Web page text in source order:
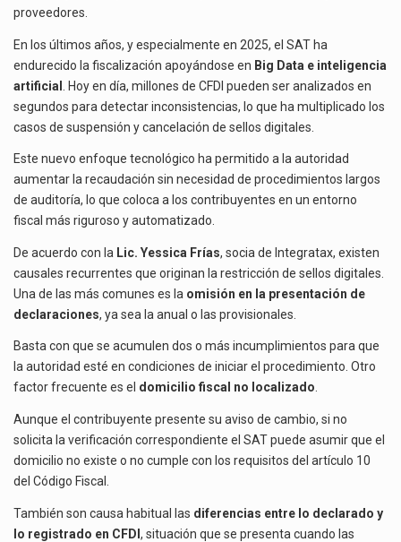
proveedores.
En los últimos años, y especialmente en 2025, el SAT ha
endurecido la fiscalización apoyándose en Big Data e inteligencia
artificial . Hoy en día, millones de CFDI pueden ser analizados en
segundos para detectar inconsistencias, lo que ha multiplicado los
casos de suspensión y cancelación de sellos digitales.
Este nuevo enfoque tecnológico ha permitido a la autoridad
aumentar la recaudación sin necesidad de procedimientos largos
de auditoría, lo que coloca a los contribuyentes en un entorno
fiscal más riguroso y automatizado.
De acuerdo con la Lic. Yessica Frías, socia de Integratax, existen
causales recurrentes que originan la restricción de sellos digitales.
Una de las más comunes es la omisión en la presentación de
declaraciones, ya sea la anual o las provisionales.
Basta con que se acumulen dos o más incumplimientos para que
la autoridad esté en condiciones de iniciar el procedimiento. Otro
factor frecuente es el domicilio fiscal no localizado.
Aunque el contribuyente presente su aviso de cambio, si no
solicita la verificación correspondiente el SAT puede asumir que el
domicilio no existe o no cumple con los requisitos del artículo 10
del Código Fiscal.
También son causa habitual las diferencias entre lo declarado y
lo registrado en CFDI, situación que se presenta cuando las